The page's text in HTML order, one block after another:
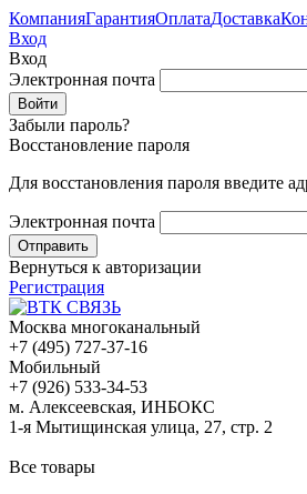
КомпанияГарантияОплатаДоставка
Вход
Вход
Электронная почта
Забыли пароль?
Восстановление пароля
Для восстановления пароля введите
Электронная почта
Вернуться к авторизации
Регистрация
Москва многоканальный
+7 (495) 727-37-16
Мобильный
+7 (926) 533-34-53
м. Алексеевская, ИНБОКС
1-я Мытищинская улица, 27, стр. 2
Все товары